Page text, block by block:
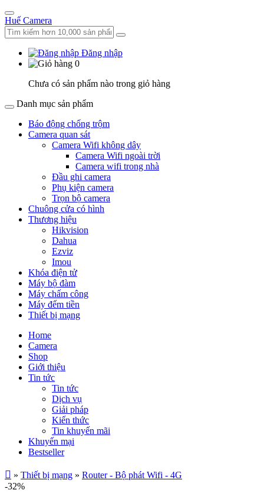
Huế Camera
Đăng nhập
0
Chưa có sản phẩm nào trong giỏ hàng
Danh mục sản phẩm
Báo động chống trộm
Camera quan sát
Camera Wifi không dây
Camera Wifi ngoài trời
Camera wifi trong nhà
Đầu ghi camera
Phụ kiện camera
Trọn bộ camera
Chuông cửa có hình
Thương hiệu
Hikvision
Dahua
Ezviz
Imou
Khóa điện tử
Máy bộ đàm
Máy chấm công
Máy đếm tiền
Thiết bị mạng
Home
Camera
Shop
Giới thiệu
Tin tức
Tin tức
Dịch vụ
Giải pháp
Kiến thức
Tin khuyến mãi
Khuyến mại
Bestseller
» Thiết bị mạng » Router - Bộ phát Wifi - 4G
-32%